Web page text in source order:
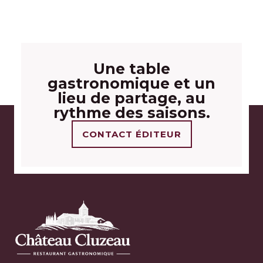
Une table
gastronomique et un
lieu de partage, au
rythme des saisons.
CONTACT ÉDITEUR